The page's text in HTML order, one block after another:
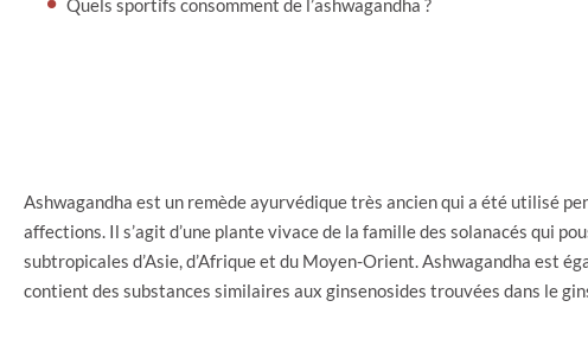
Quels sportifs consomment de l’ashwagandha ?
Ashwagandha est un remède ayurvédique très ancien qui a été utilisé
affections. Il s’agit d’une plante vivace de la famille des solanacés qui
subtropicales d’Asie, d’Afrique et du Moyen-Orient. Ashwagandha est
contient des substances similaires aux ginsenosides trouvées dans le